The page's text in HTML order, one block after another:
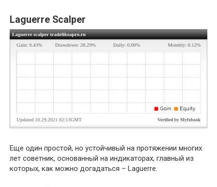
Laguerre Scalper
Еще один простой, но устойчивый на протяжении многих
лет советник, основанный на индикаторах, главный из
которых, как можно догадаться – Laguerre.